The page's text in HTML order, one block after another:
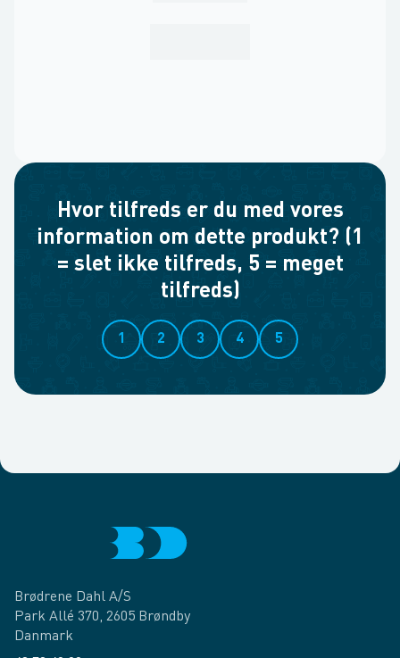
Hvor tilfreds er du med vores
information om dette produkt? (1
= slet ikke tilfreds, 5 = meget
tilfreds)
1 2 3 4 5
Brødrene Dahl A/S
Park Allé 370, 2605 Brøndby
Danmark